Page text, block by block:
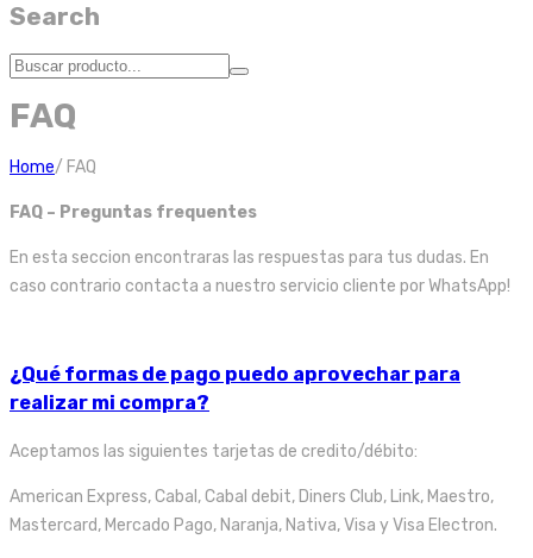
Search
FAQ
Home/ FAQ
FAQ – Preguntas frequentes
En esta seccion encontraras las respuestas para tus dudas. En
caso contrario contacta a nuestro servicio cliente por WhatsApp!
¿Qué formas de pago puedo aprovechar para
realizar mi compra?
Aceptamos las siguientes tarjetas de credito/débito:
American Express, Cabal, Cabal debit, Diners Club, Link, Maestro,
Mastercard, Mercado Pago, Naranja, Nativa, Visa y Visa Electron.